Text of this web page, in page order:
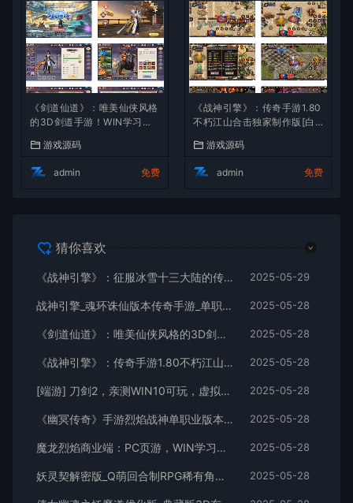
《剑道仙道》：唯美仙侠风格
的3D剑道手游！WIN学习手
视频教程全解析
游戏源码
admin 免费
《战神引擎》：传奇手游1.80
不朽江山合击独家制作版[白
游戏源码
admin 免费
猜你喜欢
《战神引擎》：征服冰雪十三大陆的传奇手游！独特职业、Win服务端，视频架设教程全攻略 2025-05-29
战神引擎_魂环诛仙版本传奇手游_单职业特色传奇手游_Win服务端_通用视频架设教程 2025-05-28
《剑道仙道》：唯美仙侠风格的3D剑道手游！WIN学习手工服务端，无IP数限制，通用视频教程全解析 2025-05-28
《战神引擎》：传奇手游1.80不朽江山合击独家制作版[白猪3]！支持安卓和iOS双端 2025-05-28
[端游] 刀剑2，亲测WIN10可玩，虚拟机一键端，有视频教程、有GM,完整商城 ，有局域网工具 2025-05-28
《幽冥传奇》手游烈焰战神单职业版本：WIN学习手工服务端通用视频教程，GM物品充值后台，适用于安卓版 2025-05-28
魔龙烈焰商业端：PC页游，WIN学习手工服务端，通用视频教程，GM工具 2025-05-28
妖灵契解密版_Q萌回合制RPG稀有角色扮演剧情闯关手游_Linux服务端_通用视频架设教程及解密工具_GM物品后台_安卓版 2025-05-28